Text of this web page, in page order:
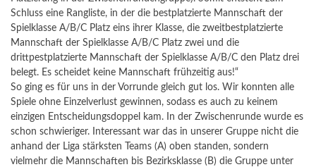
Schluss eine Rangliste, in der die bestplatzierte Mannschaft der
Spielklasse A/B/C Platz eins ihrer Klasse, die zweitbestplatzierte
Mannschaft der Spielklasse A/B/C Platz zwei und die
drittpestplatzierte Mannschaft der Spielklasse A/B/C den Platz drei
belegt. Es scheidet keine Mannschaft frühzeitig aus!“
So ging es für uns in der Vorrunde gleich gut los. Wir konnten alle
Spiele ohne Einzelverlust gewinnen, sodass es auch zu keinem
einzigen Entscheidungsdoppel kam. In der Zwischenrunde wurde es
schon schwieriger. Interessant war das in unserer Gruppe nicht die
anhand der Liga stärksten Teams (A) oben standen, sondern
vielmehr die Mannschaften bis Bezirksklasse (B) die Gruppe unter